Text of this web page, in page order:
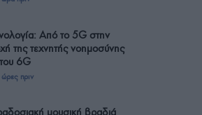
Από το 5G στην
της τεχνητής νοημοσύνης
6G
πριν
μουσική βραδιά